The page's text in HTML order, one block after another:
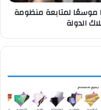
موسعًا لمتابعة منظومة
الدولة